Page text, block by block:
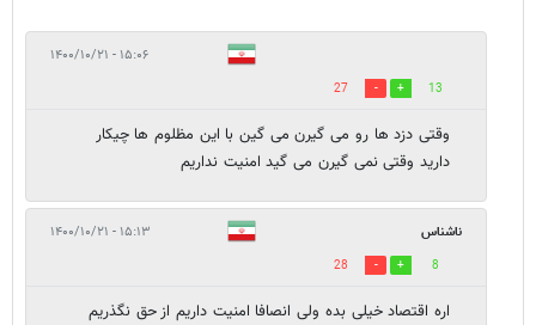
۱۵:۰۶ - ۱۴۰۰/۱۰/۲۱
13
27
وقتی دزد ها رو می گیرن می گین با این مظلوم ها چیکار
دارید وقتی نمی گیرن می گید امنیت نداریم
ناشناس ۱۵:۱۳ - ۱۴۰۰/۱۰/۲۱
8
28
اره اقتصاد خیلی بده ولی انصافا امنیت داریم از حق نگذریم